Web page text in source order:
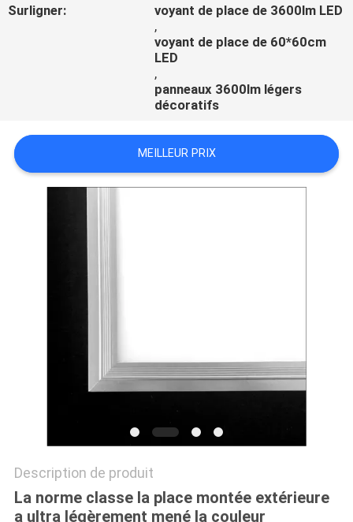
SHOPPING
ON-
Surligner:
voyant de place de 3600lm LED
,
voyant de place de 60*60cm
LED
,
panneaux 3600lm légers
décoratifs
MEILLEUR PRIX
Description de produit
La norme classe la place montée extérieure
a ultra légèrement mené la couleur